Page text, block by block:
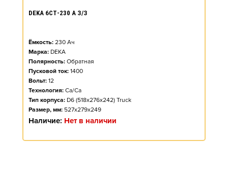
DEKA 6СТ-230 А З/З
Ёмкость: 230 Ач
Марка: DEKA
Полярность: Обратная
Пусковой ток: 1400
Вольт: 12
Технология: Ca/Ca
Тип корпуса: D6 (518x276x242) Truck
Размер, мм: 527x279x249
Наличие: Нет в наличии